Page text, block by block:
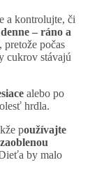
a kontrolujte, či
– ráno a
počas
cukrov stávajú
alebo po
hrdla.
používajte
by malo